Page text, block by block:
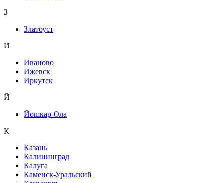
З
Златоуст
И
Иваново
Ижевск
Иркутск
Й
Йошкар-Ола
К
Казань
Калининград
Калуга
Каменск-Уральский